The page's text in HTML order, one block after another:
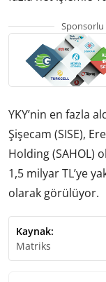
Sponsorlu
YKY’nin en fazla
Şişecam (SISE),
Holding (SAHOL)
1,5 milyar TL’ye
olarak görülüyor.
Kaynak:
Matriks